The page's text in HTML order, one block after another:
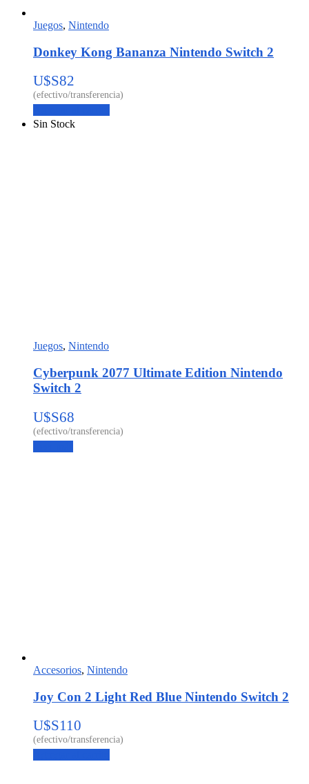
Juegos, Nintendo
Donkey Kong Bananza Nintendo Switch 2
U$S82
Sin Stock
Juegos, Nintendo
Cyberpunk 2077 Ultimate Edition Nintendo
Switch 2
U$S68
Accesorios, Nintendo
Joy Con 2 Light Red Blue Nintendo Switch 2
U$S110